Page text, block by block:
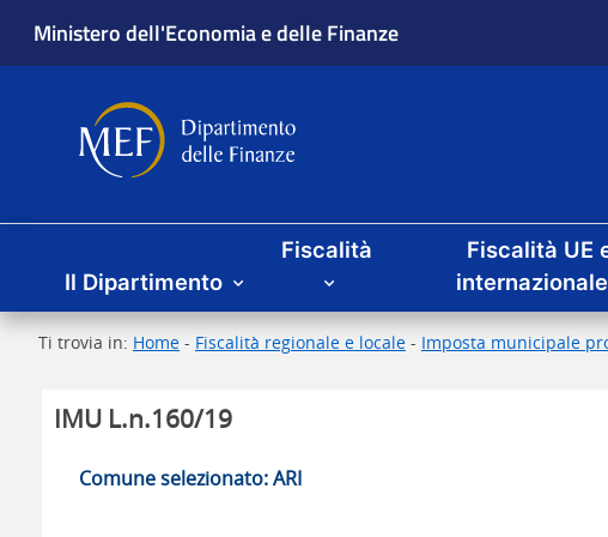
Ministero dell'Economia e delle Finanze
Dipartimento delle Finanze
Menu principale
Il Dipartimento
Fiscalità
Fiscalità UE
internazionale
Ti trovia in: Home - Fiscalità regionale e locale - Imposta municipale
IMU L.n.160/19
Comune selezionato: ARI